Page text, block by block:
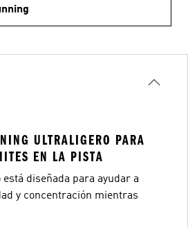
ULTRALIGERO PARA
EN LA PISTA
diseñada para ayudar a
y concentración mientras